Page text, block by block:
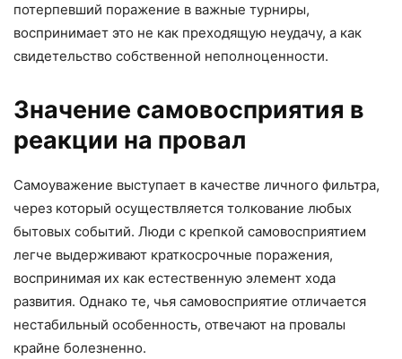
потерпевший поражение в важные турниры,
воспринимает это не как преходящую неудачу, а как
свидетельство собственной неполноценности.
Значение самовосприятия в
реакции на провал
Самоуважение выступает в качестве личного фильтра,
через который осуществляется толкование любых
бытовых событий. Люди с крепкой самовосприятием
легче выдерживают краткосрочные поражения,
воспринимая их как естественную элемент хода
развития. Однако те, чья самовосприятие отличается
нестабильный особенность, отвечают на провалы
крайне болезненно.